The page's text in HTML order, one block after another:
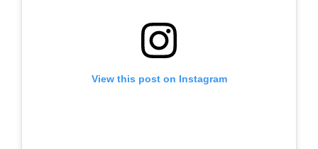
View this post on Instagram